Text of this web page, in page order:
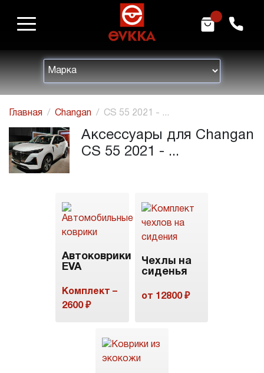
h m
Главная Changan CS 55 2021 - ...
Аксессуары для Changan
CS 55 2021 - ...
Автоковрики
EVA
Комплект –
2600 ₽
Чехлы на
сиденья
от 12800 ₽